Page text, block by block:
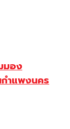
มอง
กำแพงนคร